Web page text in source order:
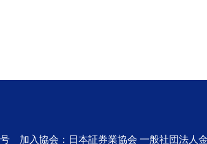
加入協会：日本証券業協会 一般社団法人